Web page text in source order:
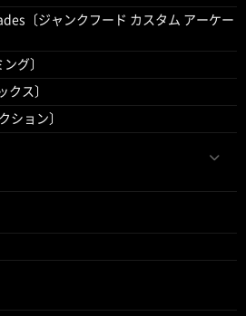
〔ジャンクフード カスタム アーケー
グ〕
クス〕
ション〕